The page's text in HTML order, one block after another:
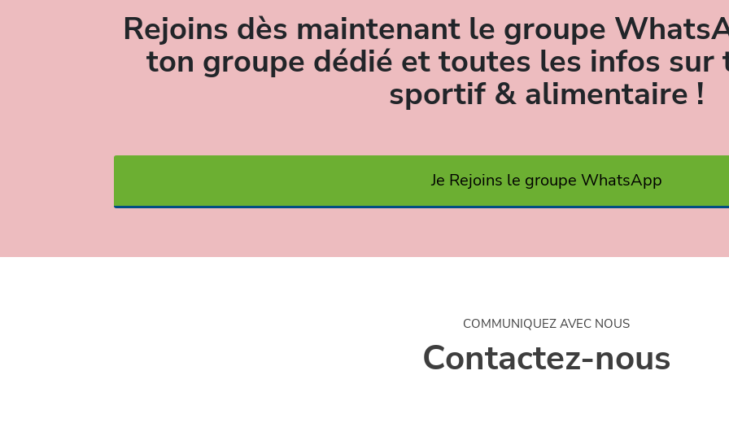
Rejoins dès maintenant le groupe
ton groupe dédié et toutes les infos sur
sportif & alimentaire !
Je Rejoins le groupe WhatsApp
COMMUNIQUEZ AVEC NOUS
Contactez-nous